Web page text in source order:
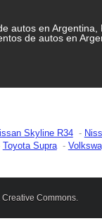
autos en Argentina,
de autos en
Skyline R34
Toyota Supra
Commons.